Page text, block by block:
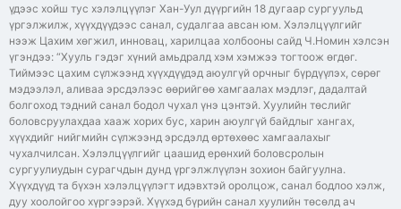
үдээс хойш тус хэлэлцүүлэг Хан-Уул дүүргийн 18 дугаар сургуульд
үргэлжилж, хүүхдүүдээс санал, судалгаа авсан юм. Хэлэлцүүлгийг
нээж Цахим хөгжил, инновац, харилцаа холбооны сайд Ч.Номин хэлсэн
үгэндээ: “Хууль гэдэг хүний амьдралд хэм хэмжээ тогтоож өгдөг.
Тиймээс цахим сүлжээнд хүүхдүүдэд аюулгүй орчныг бүрдүүлэх, сөрөг
мэдээлэл, аливаа эрсдэлээс өөрийгөө хамгаалах мэдлэг, дадалтай
болгоход тэдний санал бодол чухал үнэ цэнтэй. Хуулийн төслийг
боловсруулахдаа хааж хорих бус, харин аюулгүй байдлыг хангах,
хүүхдийг нийгмийн сүлжээнд эрсдэлд өртөхөөс хамгаалахыг
чухалчилсан. Хэлэлцүүлгийг цаашид ерөнхий боловсролын
сургуулиудын сурагчдын дунд үргэлжлүүлэн зохион байгуулна.
Хүүхдүүд та бүхэн хэлэлцүүлэгт идэвхтэй оролцож, санал бодлоо хэлж,
дуу хоолойгоо хүргээрэй. Хүүхэд бүрийн санал хуулийн төсөлд ач